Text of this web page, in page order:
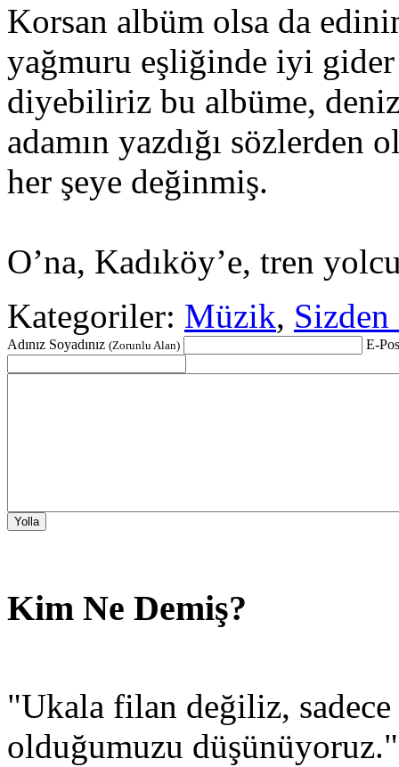
Korsan albüm olsa da
yağmuru eşliğinde iyi
diyebiliriz bu albüme,
adamın yazdığı sözlerden
her şeye değinmiş.
O’na, Kadıköy’e, tren
Kategoriler: Müzik,
Adınız Soyadınız (Zorunlu Alan) E-
Kim Ne Demiş?
"Ukala filan değiliz,
olduğumuzu